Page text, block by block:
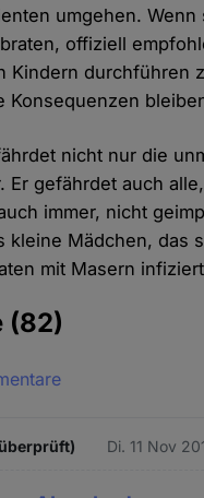
umgehen. Wenn
offiziell
Kindern durchführen
Konsequenzen
nicht nur die
Er gefährdet auch
immer, nicht
kleine Mädchen, das
mit Masern
(82)
Di. 11 Nov